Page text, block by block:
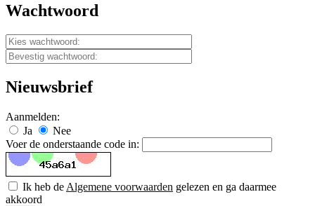
Wachtwoord
Nieuwsbrief
Aanmelden:
Ja
Nee
Voer de onderstaande code in:
Ik heb de Algemene voorwaarden gelezen en ga daarmee
akkoord